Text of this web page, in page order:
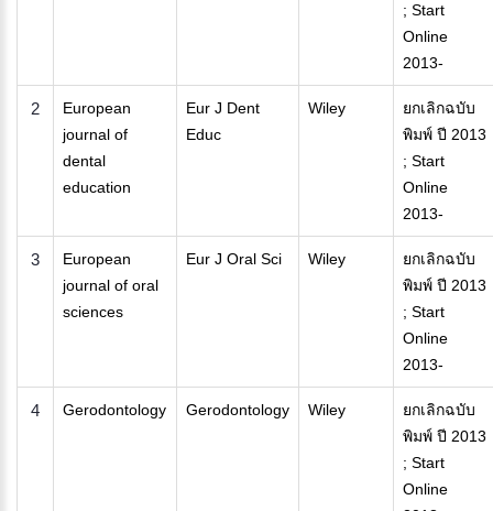
; Start
Online
2013-
2
European
journal of
dental
education
Eur J Dent
Educ
Wiley
ยกเลิกฉบับ
พิมพ์ ปี 2013
; Start
Online
2013-
3
European
journal of oral
sciences
Eur J Oral Sci Wiley
ยกเลิกฉบับ
พิมพ์ ปี 2013
; Start
Online
2013-
4 Gerodontology Gerodontology Wiley
ยกเลิกฉบับ
พิมพ์ ปี 2013
; Start
Online